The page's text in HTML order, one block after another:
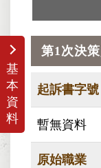
基
本
資
料
第1次決策
起訴書字號
暫無資料
原始職業